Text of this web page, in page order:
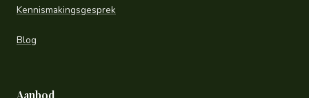
Kennismakingsgesprek
Blog